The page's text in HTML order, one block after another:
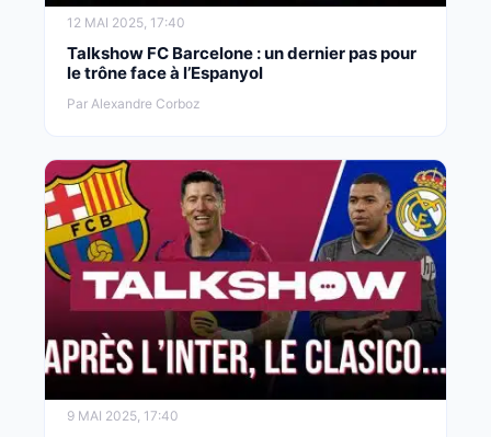
12 MAI 2025, 17:40
Talkshow FC Barcelone : un dernier pas pour
le trône face à l’Espanyol
Par Alexandre Corboz
9 MAI 2025, 17:40